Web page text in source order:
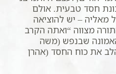
חסד טבעית. אולם
מאליה – יש להוציאה
מצווה “ואתה הקרב
שבנפש (משה
את כוח החסד (אהרן